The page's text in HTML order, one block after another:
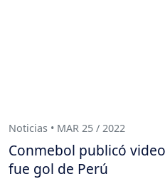
Noticias • MAR 25 / 2022
Conmebol publicó
fue gol de Perú